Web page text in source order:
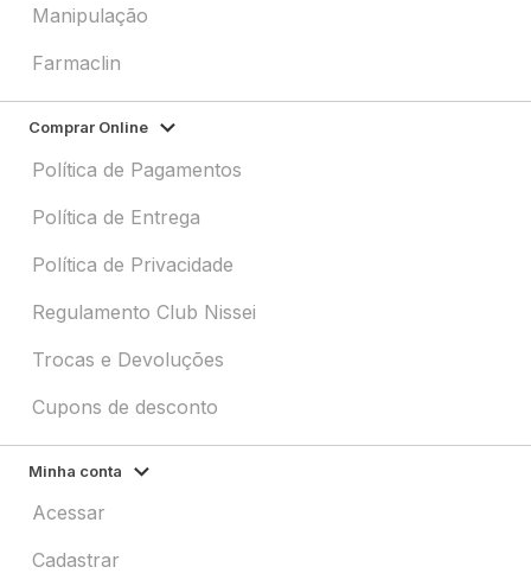
Manipulação
Farmaclin
Comprar Online
Política de Pagamentos
Política de Entrega
Política de Privacidade
Regulamento Club Nissei
Trocas e Devoluções
Cupons de desconto
Minha conta
Acessar
Cadastrar